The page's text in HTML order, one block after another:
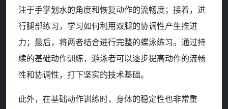
注于手掌划水的角度和恢复动作的流畅度；接着，进
行腿部练习，学习如何利用双腿的协调性产生推进
力；最后，将两者结合进行完整的蝶泳练习。通过持
续的基础动作训练，游泳者可以逐步提高动作的流畅
性和协调性，打下坚实的技术基础。
此外，在基础动作训练时，身体的稳定性也非常重